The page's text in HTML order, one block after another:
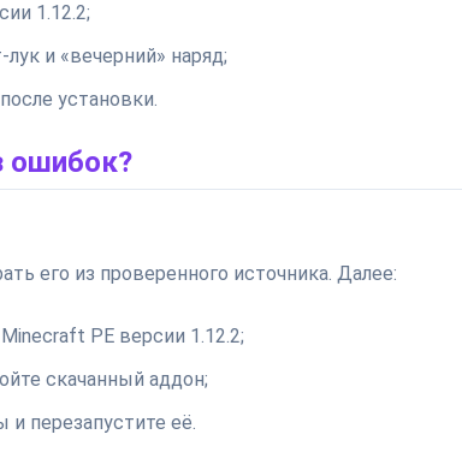
1.12.2;
и «вечерний» наряд;
установки.
ошибок?
его из проверенного источника. Далее:
PE версии 1.12.2;
скачанный аддон;
и перезапустите её.